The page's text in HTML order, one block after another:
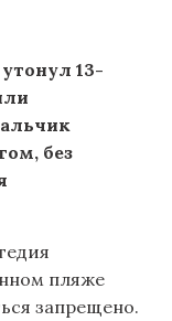
13-
без
пляже
запрещено.